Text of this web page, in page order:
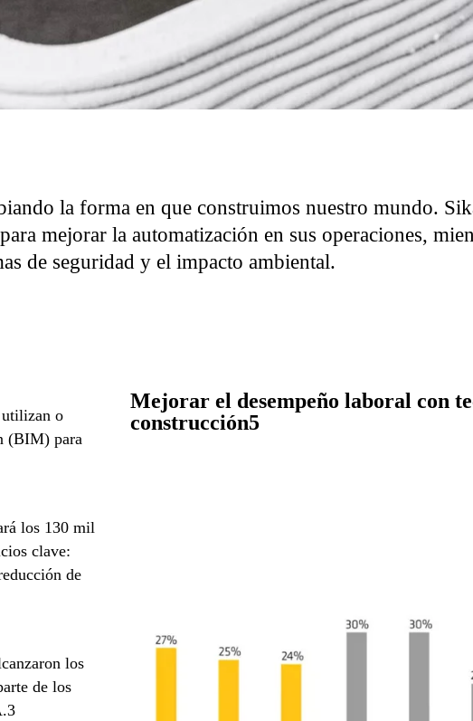
la forma en que construimos nuestro mundo.
mejorar la automatización en sus operaciones,
de seguridad y el impacto ambiental.
utilizan o
(BIM) para
los 130 mil
clave:
de
los
de los
Mejorar el desempeño laboral con
construcción5